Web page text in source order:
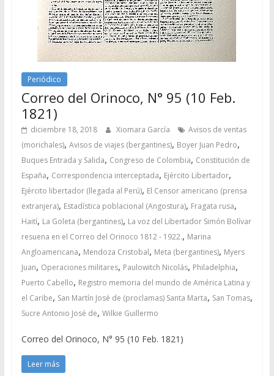
Periódico
Correo del Orinoco, N° 95 (10 Feb.
1821)
diciembre 18, 2018 Xiomara García
Avisos de ventas
(morichales), Avisos de viajes (bergantines), Boyer Juan Pedro,
Buques Entrada y Salida, Congreso de Colombia, Constitución de
España, Correspondencia interceptada, Ejército Libertador,
Ejército libertador (llegada al Perú), El Censor americano (prensa
extranjera), Estadística poblacional (Angostura), Fragata rusa,
Haití, La Goleta (bergantines), La voz del Libertador Simón Bolívar
resuena en el Correo del Orinoco 1812 - 1922., Marina
Angloamericana, Mendoza Cristobal, Meta (bergantines), Myers
Juan, Operaciones militares, Paulowitch Nicolás, Philadelphia,
Puerto Cabello, Registro memoria del mundo de América Latina y
el Caribe, San Martín José de (proclamas) Santa Marta, San Tomas,
Sucre Antonio José de, Wilkie Guillermo
Correo del Orinoco, N° 95 (10 Feb. 1821)
Leer más